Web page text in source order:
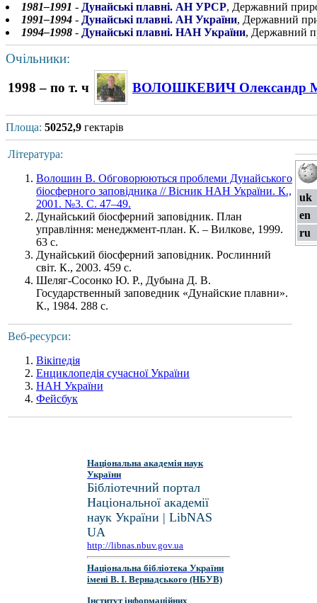
1981–1991 - Дунайські плавні. АН УРСР, Державний
1991–1994 - Дунайські плавні. АН України, Державний
1994–1998 - Дунайські плавні. НАН України, Державний
Очільники:
1998 – по т. ч
ВОЛОШКЕВИЧ Олександр
Площа: 50252,9 гектарів
Література:
Волошин В. Обговорюються проблеми Дунайського
біосферного заповідника // Вісник НАН України. К.,
2001. №3. С. 47–49.
Дунайський біосферний заповідник. План
управління: менеджмент-план. К. – Вилкове, 1999.
63 с.
Дунайський біосферний заповідник. Рослинний
світ. К., 2003. 459 с.
Шеляг-Сосонко Ю. Р., Дубына Д. В.
Государственный заповедник «Дунайские плавни».
К., 1984. 288 с.
Веб-ресурси:
Вікіпедія
Енциклопедія сучасної України
НАН України
Фейсбук
uk
en
ru
Національна академія наук
України
Бібліотечний портал
Національної академії
наук України | LibNAS
UA
http://libnas.nbuv.gov.ua
Національна бібліотека України
імені В. І. Вернадського (НБУВ)
Інститут інформаційних